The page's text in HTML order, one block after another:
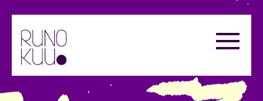
sisältöön